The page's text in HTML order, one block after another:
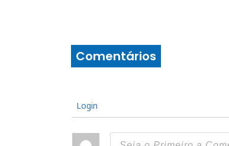
Comentários
Login